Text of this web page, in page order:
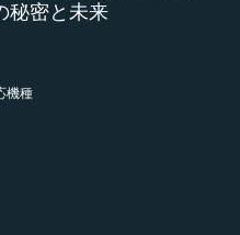
秘密と未来
機種